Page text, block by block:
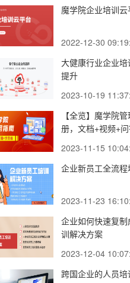
魔学院企业培训
2022-12-30
大健康行业企业
提升
2023-10-19
【全览】魔学院
册，文档+视频+
2023-11-15
企业新员工全流
2023-11-23
企业如何快速复
训解决方案
2023-12-04
跨国企业的人员